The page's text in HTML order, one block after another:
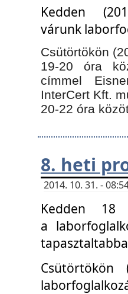
Kedden
várunk
Csütörtökön
19-20 óra
címmel
InterCert Kft.
20-22 óra
8. heti
2014. 10. 31. -
Kedden 18
a